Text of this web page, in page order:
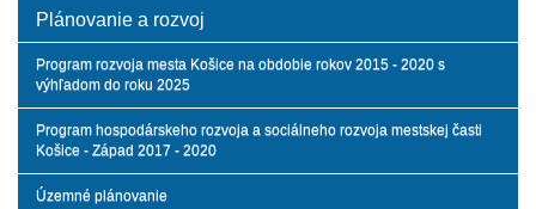
Plánovanie a rozvoj
Program rozvoja mesta Košice na obdobie rokov 2015 - 2020 s
výhľadom do roku 2025
Program hospodárskeho rozvoja a sociálneho rozvoja mestskej časti
Košice - Západ 2017 - 2020
Územné plánovanie